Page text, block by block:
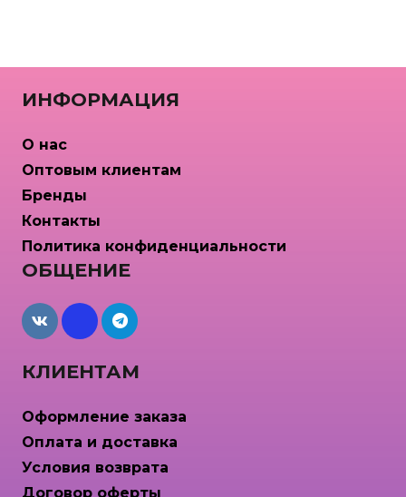
КЛИЕНТАМ
Оформление заказа
Оплата и доставка
Условия возврата
Договор оферты
ОБЩЕНИЕ
maxcdn
ИНФОРМАЦИЯ
О нас
Оптовым клиентам
Бренды
Контакты
Политика конфиденциальности